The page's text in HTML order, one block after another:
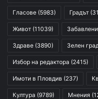
Гласове (5983) Градът
Живот (11039)
Здраве (3890) Зелен град
Избор на редактора (2415)
Имоти в Пловдив (237)
Култура (9789) Мнения